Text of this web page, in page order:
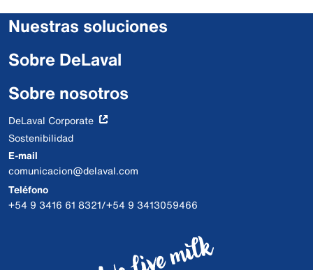
Nuestras soluciones
Sobre DeLaval
Sobre nosotros
DeLaval Corporate
Sostenibilidad
E-mail
comunicacion@delaval.com
Teléfono
+54 9 3416 61 8321/+54 9 3413059466